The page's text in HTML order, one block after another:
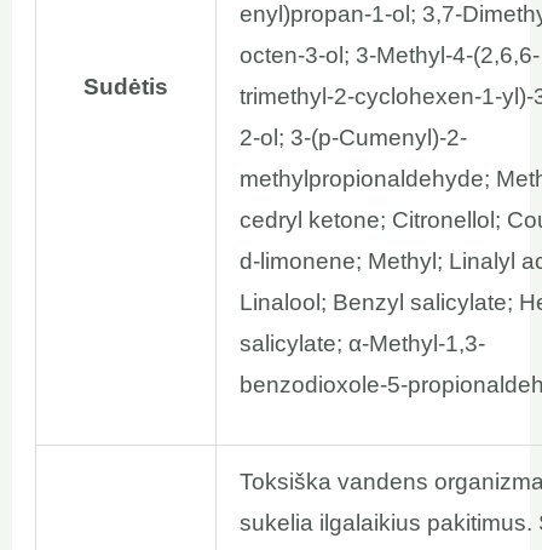
Sudėtis
enyl)propan-1-ol; 3,7-
octen-3-ol; 3-Methyl-4-(2,6,6-
trimethyl-2-cyclohexen-1-yl)-
2-ol; 3-(p-Cumenyl)-2-
methylpropionaldehyde;
cedryl ketone; Citronellol;
d-limonene; Methyl; Linalyl
Linalool; Benzyl salicylate;
salicylate; α-Methyl-1,3-
benzodioxole-5-
Toksiška vandens
sukelia ilgalaikius pakitimus.